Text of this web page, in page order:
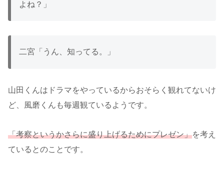
よね？」
二宮「うん、知ってる。」
山田くんはドラマをやっているからおそらく観れてないけ
ど、風磨くんも毎週観ているようです。
「考察というかさらに盛り上げるためにプレゼン」を考え
ているとのことです。